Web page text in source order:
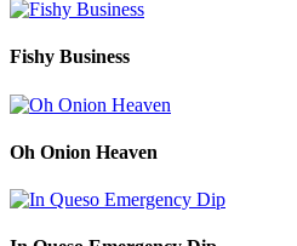
Fishy Business
Oh Onion Heaven